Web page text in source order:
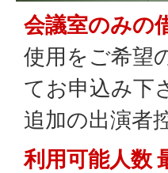
会議室のみの
使用をご希望
てお申込み下
追加の出演者
利用可能人数